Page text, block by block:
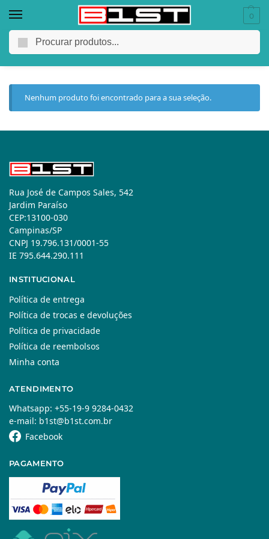
0
75.00
Nenhum produto foi encontrado para a sua seleção.
Rua José de Campos Sales, 542
Jardim Paraíso
CEP:13100-030
Campinas/SP
CNPJ 19.796.131/0001-55
IE 795.644.290.111
INSTITUCIONAL
Política de entrega
Política de trocas e devoluções
Política de privacidade
Política de reembolsos
Minha conta
ATENDIMENTO
Whatsapp: +55-19-9 9284-0432
e-mail: b1st@b1st.com.br
Facebook
PAGAMENTO